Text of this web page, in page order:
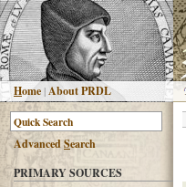
Home |About PRDL
AdvancedSearch
PRIMARY SOURCES